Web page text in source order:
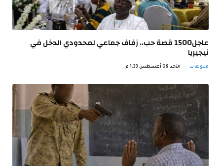
عاجل1500 قصة حب.. زفاف جماعي لمحدودي الدخل في
نيجيريا
منوعات الأحد 09 أغسطس 1:33 م